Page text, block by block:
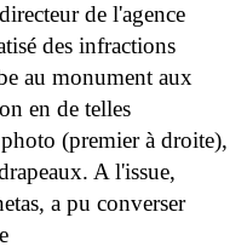
de l'agence
des infractions
au monument aux
en de telles
(premier à droite),
A l'issue,
a pu converser